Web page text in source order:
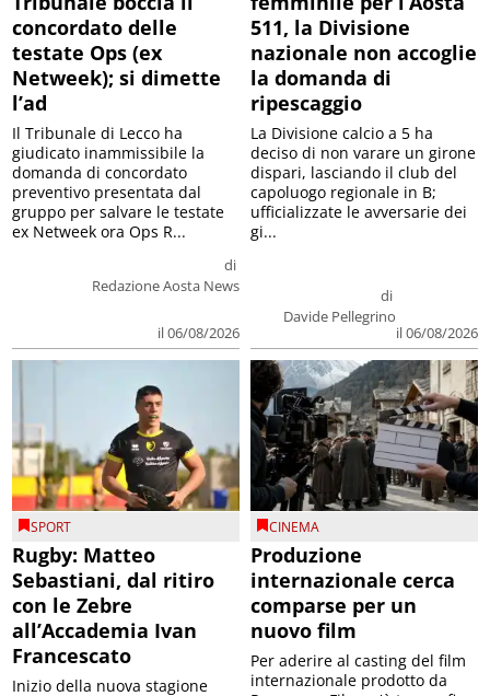
concordato delle
testate Ops (ex
Netweek); si dimette
l’ad
di
Redazione Aosta News
il 06/08/2026
Il Tribunale di Lecco ha
giudicato inammissibile la
domanda di concordato
preventivo presentata dal
gruppo per salvare le testate
ex Netweek ora Ops R...
511, la Divisione
nazionale non accoglie
la domanda di
ripescaggio
di
Davide Pellegrino
il 06/08/2026
La Divisione calcio a 5 ha
deciso di non varare un girone
dispari, lasciando il club del
capoluogo regionale in B;
ufficializzate le avversarie dei
gi...
SPORT
Rugby: Matteo
Sebastiani, dal ritiro
con le Zebre
all’Accademia Ivan
Francescato
Inizio della nuova stagione
CINEMA
Produzione
internazionale cerca
comparse per un
nuovo film
Per aderire al casting del film
internazionale prodotto da